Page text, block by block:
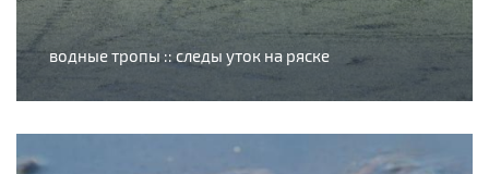
водные тропы :: следы уток на ряске